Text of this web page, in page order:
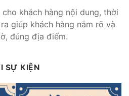
khách hàng nội dung, thời
giúp khách hàng nắm rõ và
đúng địa điểm.
SỰ KIỆN